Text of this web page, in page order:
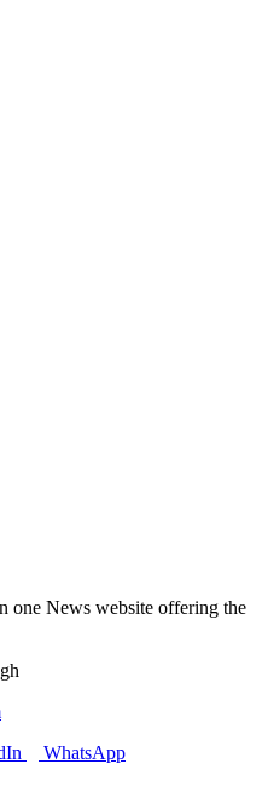
one News website offering the
WhatsApp